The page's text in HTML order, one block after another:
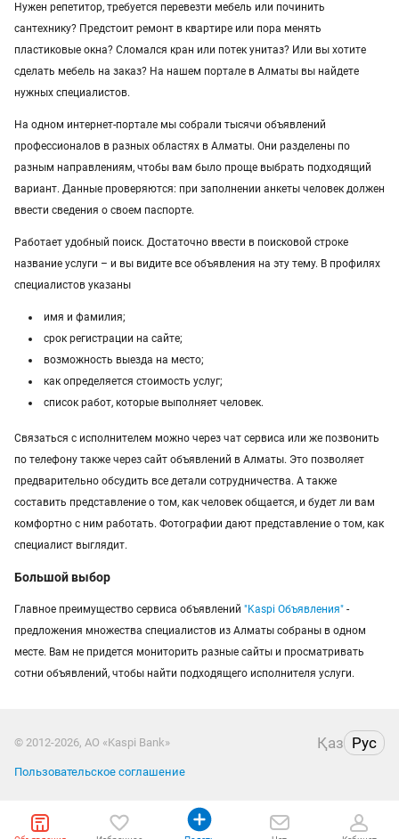
прихожая двери сборка мебели ремонт
Услуги в Костанае
Услуги в Таразе
Услуги в Казахстане
Нужен репетитор, требуется перевезти мебель или починить
сантехнику? Предстоит ремонт в квартире или пора менять
пластиковые окна? Сломался кран или потек унитаз? Или вы хотите
сделать мебель на заказ? На нашем портале в Алматы вы найдете
нужных специалистов.
На одном интернет-портале мы собрали тысячи объявлений
профессионалов в разных областях в Алматы. Они разделены по
разным направлениям, чтобы вам было проще выбрать подходящий
вариант. Данные проверяются: при заполнении анкеты человек должен
ввести сведения о своем паспорте.
Работает удобный поиск. Достаточно ввести в поисковой строке
название услуги – и вы видите все объявления на эту тему. В профилях
специалистов указаны
имя и фамилия;
срок регистрации на сайте;
возможность выезда на место;
как определяется стоимость услуг;
список работ, которые выполняет человек.
Связаться с исполнителем можно через чат сервиса или же позвонить
по телефону также через сайт объявлений в Алматы. Это позволяет
предварительно обсудить все детали сотрудничества. А также
составить представление о том, как человек общается, и будет ли вам
комфортно с ним работать. Фотографии дают представление о том, как
специалист выглядит.
Большой выбор
Главное преимущество сервиса объявлений "Kaspi Объявления" -
предложения множества специалистов из Алматы собраны в одном
месте. Вам не придется мониторить разные сайты и просматривать
сотни объявлений, чтобы найти подходящего исполнителя услуги.
© 2012-2026, АО «Kaspi Bank» Қаз Рус
Пользовательское соглашение